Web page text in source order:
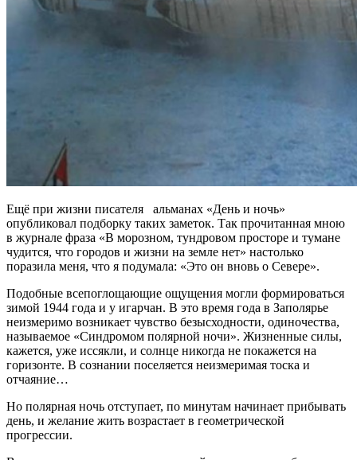
Ещё при жизни писателя альманах «День и ночь»
опубликовал подборку таких заметок. Так прочитанная мною
в журнале фраза «В морозном, тундровом просторе и тумане
чудится, что городов и жизни на земле нет» настолько
поразила меня, что я подумала: «Это он вновь о Севере».
Подобные всепоглощающие ощущения могли формироваться
зимой 1944 года и у игарчан. В это время года в Заполярье
неизмеримо возникает чувство безысходности, одиночества,
называемое «Синдромом полярной ночи». Жизненные силы,
кажется, уже иссякли, и солнце никогда не покажется на
горизонте. В сознании поселяется неизмеримая тоска и
отчаяние…
Но полярная ночь отступает, по минутам начинает прибывать
день, и желание жить возрастает в геометрической
прогрессии.